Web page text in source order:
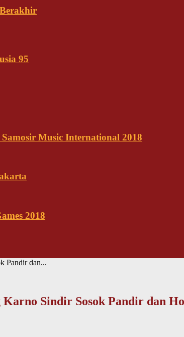
95
Music International 2018
2018
Pandir dan...
Sindir Sosok Pandir dan